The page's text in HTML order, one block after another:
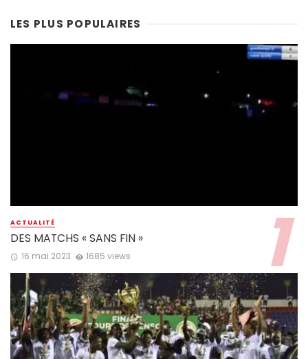
LES PLUS POPULAIRES
ACTUALITÉ
DES MATCHS « SANS FIN »
16 mai 2023 1685 views